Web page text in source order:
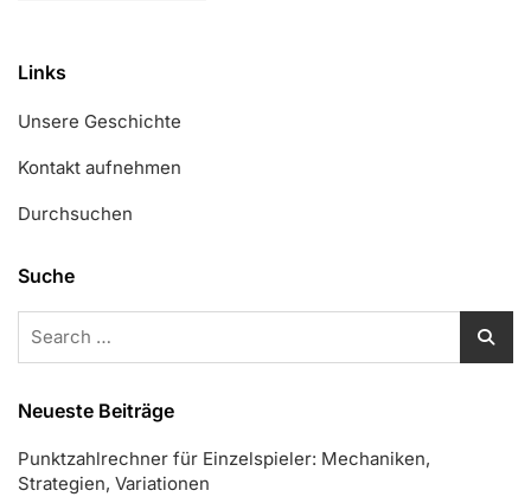
Links
Unsere Geschichte
Kontakt aufnehmen
Durchsuchen
Suche
Neueste Beiträge
Punktzahlrechner für Einzelspieler: Mechaniken,
Strategien, Variationen